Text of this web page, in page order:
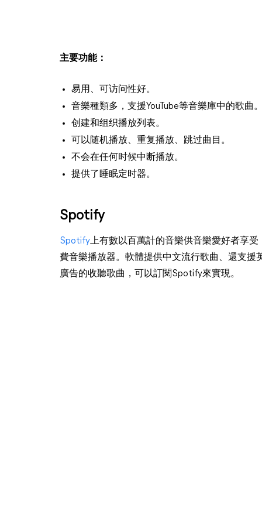
主要功能：
易用、可访问性好。
音樂種類多，支援YouTube等音樂庫中的歌曲。
创建和组织播放列表。
可以随机播放、重复播放、跳过曲目。
不会在任何时候中断播放。
提供了睡眠定时器。
Spotify
Spotify上有數以百萬計的音樂供音樂愛好者享
費音樂播放器。軟體提供中文流行歌曲、還支
廣告的收聽歌曲，可以訂閱Spotify來實現。